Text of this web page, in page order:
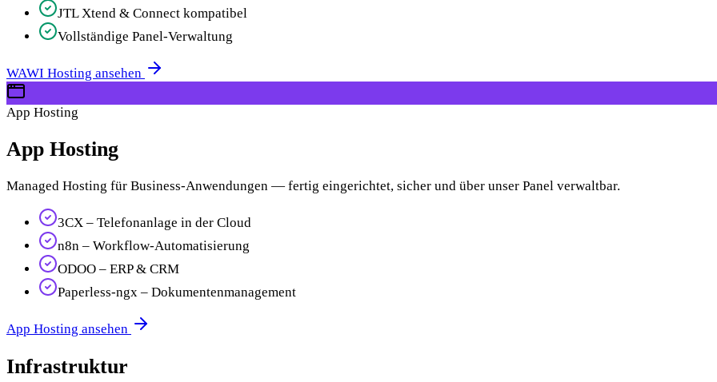
JTL Xtend & Connect kompatibel
Vollständige Panel-Verwaltung
WAWI Hosting ansehen
App Hosting
App Hosting
Managed Hosting für Business-Anwendungen — fertig eingerichtet, sicher und über unser Panel verwaltbar.
3CX – Telefonanlage in der Cloud
n8n – Workflow-Automatisierung
ODOO – ERP & CRM
Paperless-ngx – Dokumentenmanagement
App Hosting ansehen
Infrastruktur